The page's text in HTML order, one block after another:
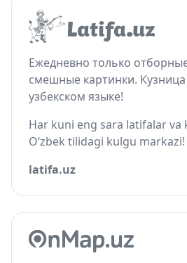
Ежедневно только
смешные картинки.
узбекском языке!
Har kuni eng sara latifalar va
O‘zbek tilidagi kulgu markazi!
latifa.uz